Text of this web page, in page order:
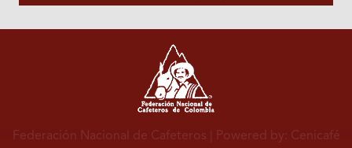
Federación Nacional de Cafeteros | Powered by: Cenicafé